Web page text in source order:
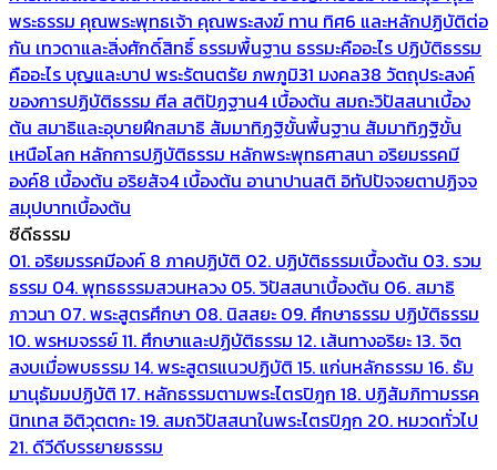
พระธรรม คุณพระพุทธเจ้า คุณพระสงฆ์ ทาน ทิศ6 และหลักปฏิบัติต่อ
กัน เทวดาและสิ่งศักดิ์สิทธิ์ธรรมพื้นฐาน ธรรมะคืออะไร ปฏิบัติธรรม
คืออะไร บุญและบาป พระรัตนตรัย ภพภูมิ31 มงคล38 วัตถุประสงค์
ของการปฏิบัติธรรม ศีล สติปัฏฐาน4 เบื้องต้น สมถะวิปัสสนาเบื้อง
ต้น สมาธิและอุบายฝึกสมาธิ สัมมาทิฏฐิขั้นพื้นฐาน สัมมาทิฏฐิขั้น
เหนือโลก หลักการปฏิบัติธรรม หลักพระพุทธศาสนา อริยมรรคมี
องค์8 เบื้องต้น อริยสัจ4 เบื้องต้น อานาปานสติ อิทัปปัจจยตาปฏิจจ
สมุปบาทเบื้องต้น
ซีดีธรรม
01. อริยมรรคมีองค์ 8 ภาคปฏิบัติ 02. ปฏิบัติธรรมเบื้องต้น 03. รวม
ธรรม 04. พุทธธรรมสวนหลวง 05. วิปัสสนาเบื้องต้น 06. สมาธิ
ภาวนา 07. พระสูตรศึกษา 08. นิสสยะ 09. ศึกษาธรรม ปฏิบัติธรรม
10. พรหมจรรย์11. ศึกษาและปฏิบัติธรรม 12. เส้นทางอริยะ13. จิต
สงบเมื่อพบธรรม 14. พระสูตรแนวปฏิบัติ 15. แก่นหลักธรรม 16. ธัม
มานุธัมมปฏิบัติ 17. หลักธรรมตามพระไตรปิฎก 18. ปฏิสัมภิทามรรค
นิทเทส อิติวุตตกะ19. สมถวิปัสสนาในพระไตรปิฎก 20. หมวดทั่วไป
21. ดีวีดีบรรยายธรรม